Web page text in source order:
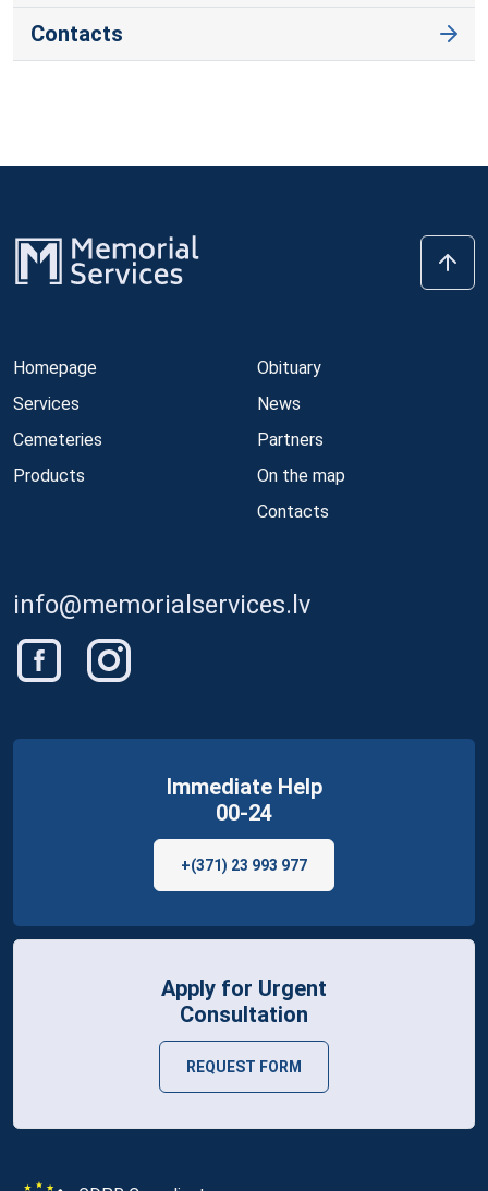
Contacts
Homepage
Services
Cemeteries
Products
Obituary
News
Partners
On the map
Contacts
info@memorialservices.lv
Immediate Help
00-24
+(371) 23 993 977
Apply for Urgent
Consultation
REQUEST FORM